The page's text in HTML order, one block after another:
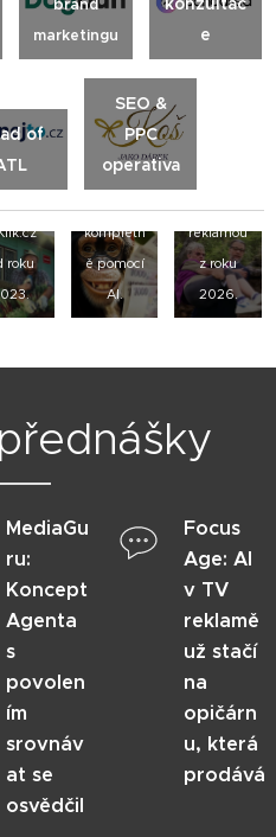
brand
marketingu
e
of
SEO &
PPC
operativa
TV
roku
První TV
reklama v
ČR
kompletn
ě pomocí
AI.
reklamou
z roku
2026.
MediaGu
ru:
Koncept
Agenta
s
povolen
ím
srovnáv
at se
osvědčil
Focus
Age: AI
v TV
reklamě
už stačí
na
opičárn
u, která
prodává